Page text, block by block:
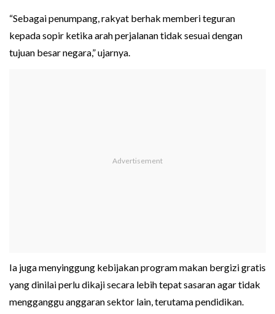
“Sebagai penumpang, rakyat berhak memberi teguran
kepada sopir ketika arah perjalanan tidak sesuai dengan
tujuan besar negara,” ujarnya.
Ia juga menyinggung kebijakan program makan bergizi gratis
yang dinilai perlu dikaji secara lebih tepat sasaran agar tidak
mengganggu anggaran sektor lain, terutama pendidikan.